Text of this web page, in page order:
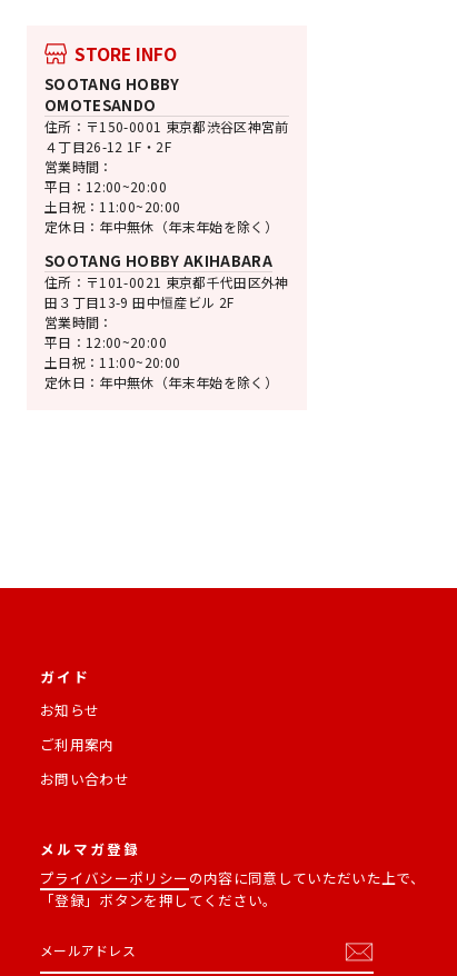
STORE INFO
SOOTANG HOBBY
OMOTESANDO
住所：〒150-0001 東京都渋谷区神宮前
４丁目26-12 1F・2F
営業時間：
平日：12:00~20:00
土日祝：11:00~20:00
定休日：年中無休（年末年始を除く）
SOOTANG HOBBY AKIHABARA
住所：〒101-0021 東京都千代田区外神
田３丁目13-9 田中恒産ビル 2F
営業時間：
平日：12:00~20:00
土日祝：11:00~20:00
定休日：年中無休（年末年始を除く）
ガイド
お知らせ
ご利用案内
お問い合わせ
メルマガ登録
プライバシーポリシー の内容に同意していただいた上で、
「登録」ボタンを押してください。
ー
ル
読
す